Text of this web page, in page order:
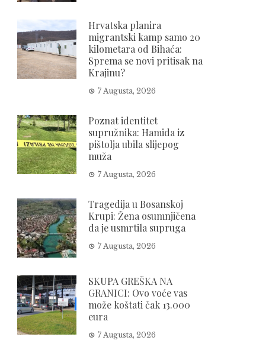
Hrvatska planira
migrantski kamp samo 20
kilometara od Bihaća:
Sprema se novi pritisak na
Krajinu?
7 Augusta, 2026
Poznat identitet
supružnika: Hamida iz
pištolja ubila slijepog
muža
7 Augusta, 2026
Tragedija u Bosanskoj
Krupi: Žena osumnjičena
da je usmrtila supruga
7 Augusta, 2026
SKUPA GREŠKA NA
GRANICI: Ovo voće vas
može koštati čak 13.000
eura
7 Augusta, 2026